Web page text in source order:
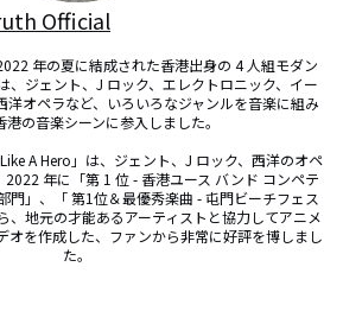
Official
年の夏に結成された香港出身の 4 人組モダン
、ジェント、J ロック、エレクトロニック、イー
洋オペラなど、いろいろなジャンルを音楽に組み
の音楽シーンに参入しました。
A Hero」は、ジェント、J ロック、西洋のオペ
年に「第 1 位 - 香港ユース バンド コンペテ
門」、「 第1位＆最優秀楽曲 - 屯門ビーチフェス
、地元の才能あるアーティストと協力してアニメ
オを作成した、ファンから非常に好評を博しまし
た。